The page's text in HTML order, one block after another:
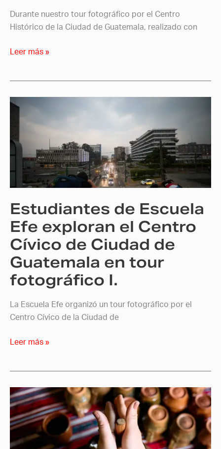
Durante nuestro tour fotográfico por el Centro
Histórico de la Ciudad de Guatemala, realizado con
Guatemala.
Leer más »
Estudiantes de Escuela
Efe exploran el Centro
Cívico de Ciudad de
Guatemala en tour
fotográfico I.
La Escuela Efe organizó un tour fotográfico por el
Centro Cívico de la Ciudad de
Estudiantes
Efe
exploran
Centro
de
de
Guatemala
en
tour
fotográfico
Leer más »
Alumnos
de
Efe
viajan
al